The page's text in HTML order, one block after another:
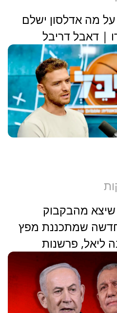
על מה אדלסון ישלם
מהבקבוק
שמתכננת מפץ
ליאל, פרשנות